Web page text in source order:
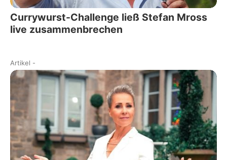
Currywurst-Challenge ließ Stefan Mross
live zusammenbrechen
Artikel -